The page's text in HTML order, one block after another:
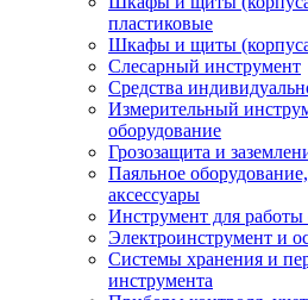
пластиковые
Шкафы и щиты
Слесарный инструмент
Средства
Измерительный
оборудование
Грозозащита и
Паяльное
аксессуары
Инструмент для работы
Электроинструмент и
Системы хранения и
инструмента